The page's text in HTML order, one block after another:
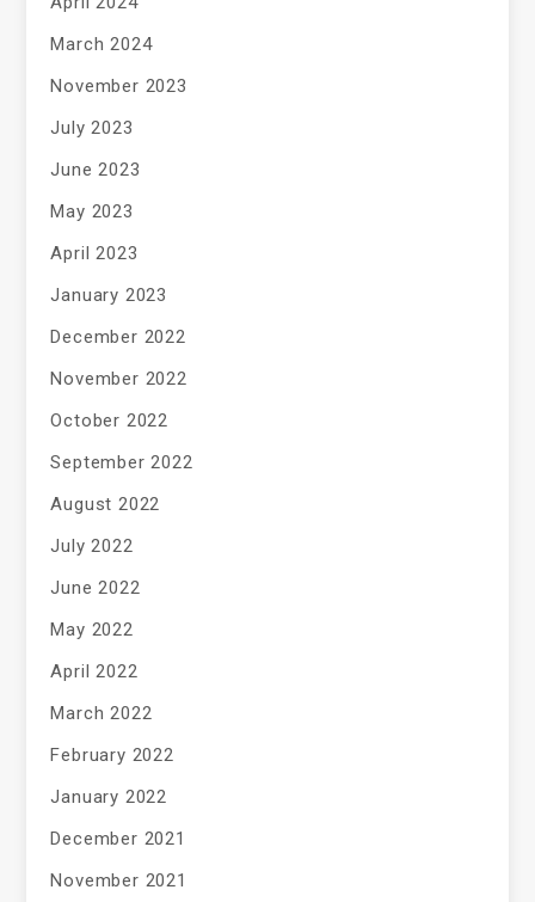
March 2024
November 2023
July 2023
June 2023
May 2023
April 2023
January 2023
December 2022
November 2022
October 2022
September 2022
August 2022
July 2022
June 2022
May 2022
April 2022
March 2022
February 2022
January 2022
December 2021
November 2021